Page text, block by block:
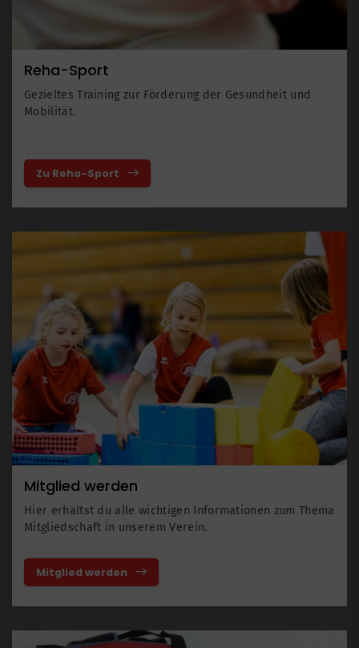
Reha-Sport
Gezieltes Training zur Förderung der Gesundheit und
Mobilität.
Zu Reha-Sport
Mitglied werden
Hier erhältst du alle wichtigen Informationen zum Thema
Mitgliedschaft in unserem Verein.
Mitglied werden